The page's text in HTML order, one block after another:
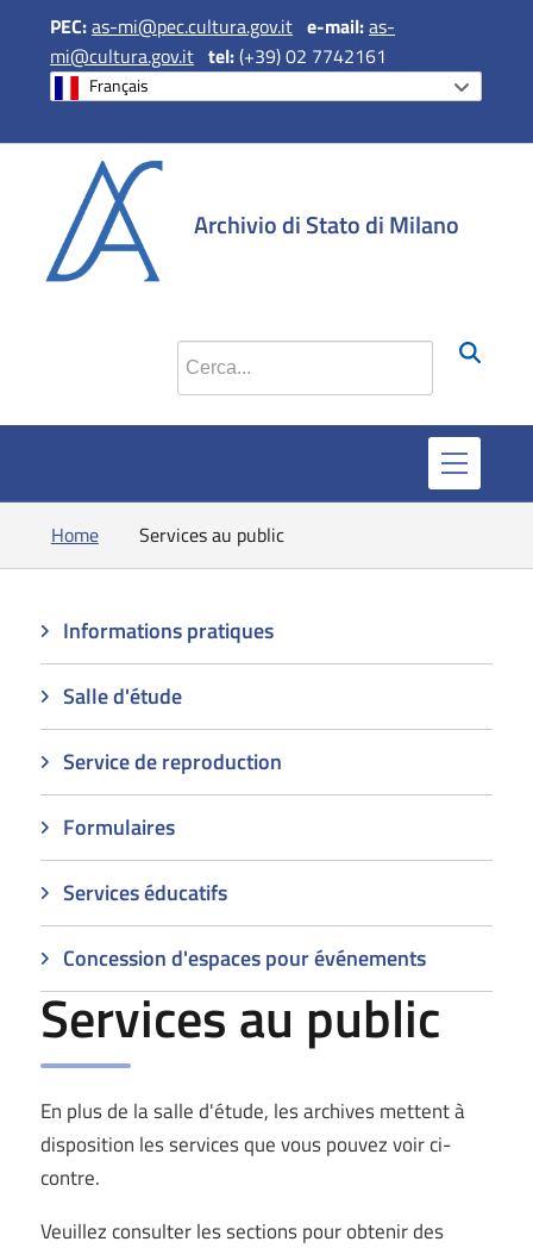
PEC:as-mi@pec.cultura.gov.it e-mail:as-
mi@cultura.gov.it tel:(+39) 02 7742161
Français
Archivio di Stato di Milano
Cerca nel sito
Home Services au public
Informations pratiques
Salle d'étude
Service de reproduction
Formulaires
Services éducatifs
Concession d'espaces pour événements
Services au public
En plus de la salle d'étude, les archives mettent à
disposition les services que vous pouvez voir ci-
contre.
Veuillez consulter les sections pour obtenir des